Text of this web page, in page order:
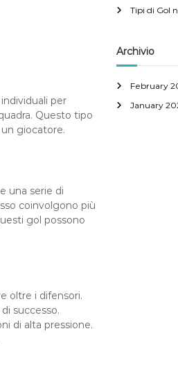
per
Questo tipo
giocatore.
una serie di
coinvolgono più
gol possono
oltre i difensori.
successo.
di alta pressione.
r
Tipi di Gol
Archivio
February
January